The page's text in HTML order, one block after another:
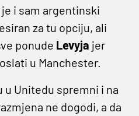
i sam argentinski
za tu opciju, ali
ponude Levyja jer
u Manchester.
u Unitedu spremni i na
ne dogodi, a da